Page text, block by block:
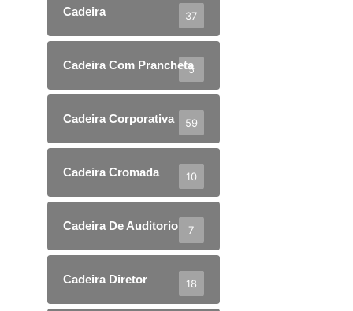
Cadeira 37
Cadeira Com Prancheta
5
Cadeira Corporativa 59
Cadeira Cromada 10
Cadeira De Auditorio 7
Cadeira Diretor 18